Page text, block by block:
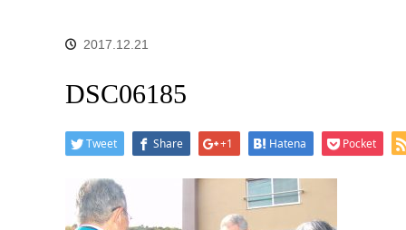
2017.12.21
DSC06185
Tweet Share +1 Hatena Pocket